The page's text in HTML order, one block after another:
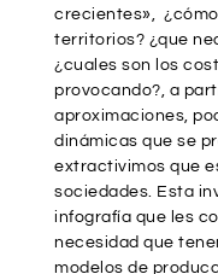
crecientes»,
territorios? ¿que
¿cuales son los
provocando?, a
aproximaciones,
dinámicas que se
extractivimos que
sociedades. Esta
infografía que les
necesidad que
modelos de